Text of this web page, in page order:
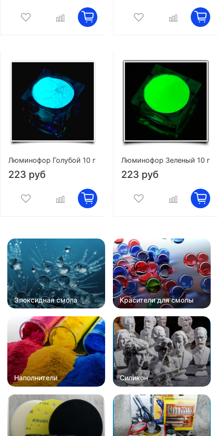
Люминофор Голубой 10 г
223 руб
Люминофор Зеленый 10 г
223 руб
Эпоксидная смола Красители для смолы
Наполнители Силикон